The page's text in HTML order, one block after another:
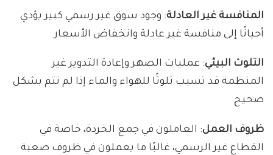
المنافسة غير العادلة: وجود سوق غير رسمي كبير يؤدي
أحيانًا إلى منافسة غير عادلة وانخفاض الأسعار
التلوث البيئي: عمليات الصهر وإعادة التدوير غير
المنظمة قد تسبب تلوثًا للهواء والماء إذا لم تتم بشكل
صحيح
ظروف العمل: العاملون في جمع الخردة، خاصة في
القطاع غير الرسمي، غالبًا ما يعملون في ظروف صعبة